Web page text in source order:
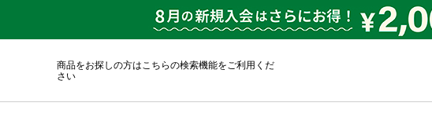
商品をお探しの方はこちらの検索機能をご利用くだ
さい